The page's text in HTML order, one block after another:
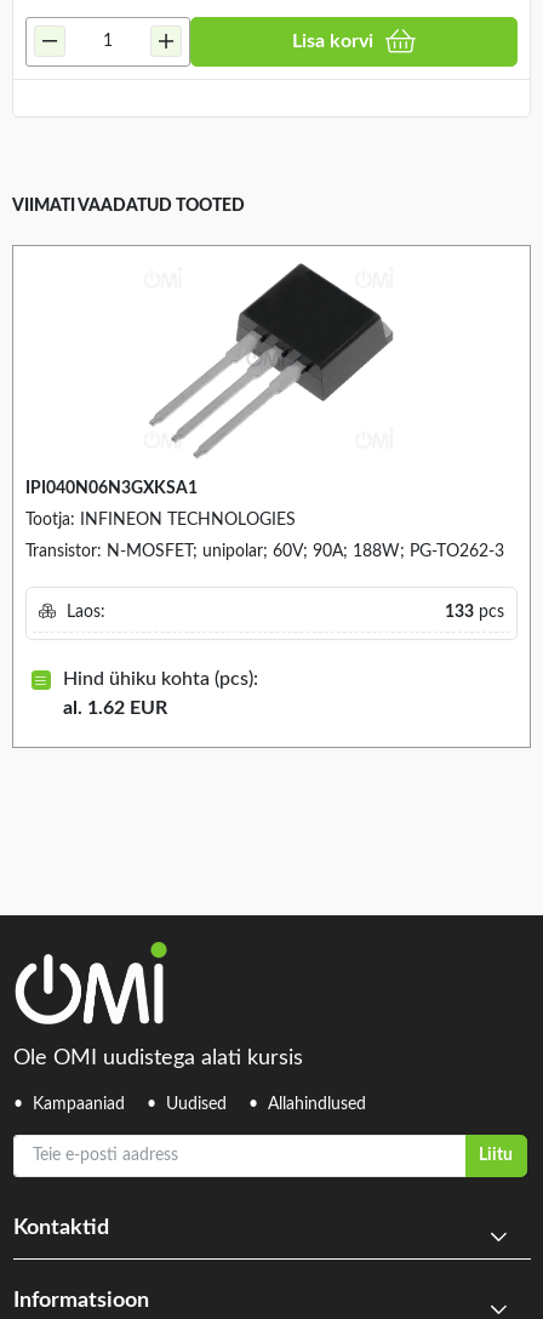
Lisa korvi
VIIMATI VAADATUD TOOTED
IPI040N06N3GXKSA1
Tootja: INFINEON TECHNOLOGIES
Transistor: N-MOSFET; unipolar; 60V; 90A; 188W; PG-TO262-3
Laos: 133 pcs
Hind ühiku kohta (pcs):
al. 1.62 EUR
Ole OMI uudistega alati kursis
Kampaaniad Uudised Allahindlused
Teie e-posti aadress
Liitu
Kontaktid
Informatsioon